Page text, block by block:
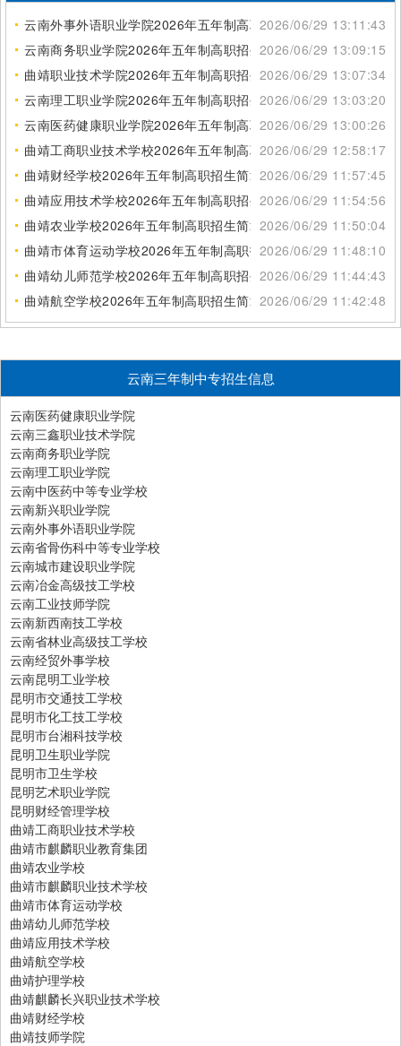
云南外事外语职业学院2026年五年制高职招生简章2026/06/29 13:11:43
云南商务职业学院2026年五年制高职招生简章2026/06/29 13:09:15
曲靖职业技术学院2026年五年制高职招生简章2026/06/29 13:07:34
云南理工职业学院2026年五年制高职招生简章2026/06/29 13:03:20
云南医药健康职业学院2026年五年制高职招生简章2026/06/29 13:00:26
曲靖工商职业技术学校2026年五年制高职招生简章2026/06/29 12:58:17
曲靖财经学校2026年五年制高职招生简章2026/06/29 11:57:45
曲靖应用技术学校2026年五年制高职招生简章2026/06/29 11:54:56
曲靖农业学校2026年五年制高职招生简章2026/06/29 11:50:04
曲靖市体育运动学校2026年五年制高职招生简章2026/06/29 11:48:10
曲靖幼儿师范学校2026年五年制高职招生简章2026/06/29 11:44:43
曲靖航空学校2026年五年制高职招生简章2026/06/29 11:42:48
云南三年制中专招生信息
云南医药健康职业学院
云南三鑫职业技术学院
云南商务职业学院
云南理工职业学院
云南中医药中等专业学校
云南新兴职业学院
云南外事外语职业学院
云南省骨伤科中等专业学校
云南城市建设职业学院
云南冶金高级技工学校
云南工业技师学院
云南新西南技工学校
云南省林业高级技工学校
云南经贸外事学校
云南昆明工业学校
昆明市交通技工学校
昆明市化工技工学校
昆明市台湘科技学校
昆明卫生职业学院
昆明市卫生学校
昆明艺术职业学院
昆明财经管理学校
曲靖工商职业技术学校
曲靖市麒麟职业教育集团
曲靖农业学校
曲靖市麒麟职业技术学校
曲靖市体育运动学校
曲靖幼儿师范学校
曲靖应用技术学校
曲靖航空学校
曲靖护理学校
曲靖麒麟长兴职业技术学校
曲靖财经学校
曲靖技师学院